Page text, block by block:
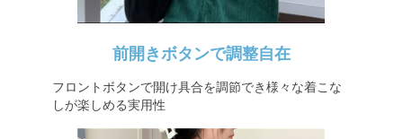
前開きボタンで調整自在
フロントボタンで開け具合を調節でき様々な着こな
しが楽しめる実用性